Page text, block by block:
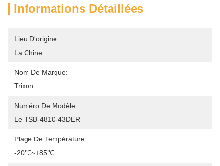
Informations Détaillées
Lieu D'origine:
La Chine
Nom De Marque:
Trixon
Numéro De Modèle:
Le TSB-4810-43DER
Plage De Température:
-20℃~+85℃